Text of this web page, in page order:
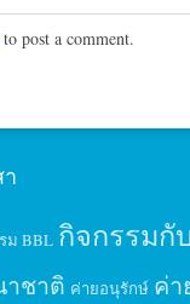
post a comment.
ม BBL กิจกรรมกั
าชาติ ค่ายอนุรักษ์ ค่า